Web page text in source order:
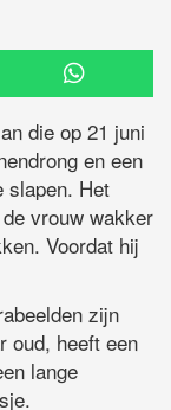
die op 21 juni
en een
slapen. Het
vrouw wakker
Voordat hij
zijn
oud, heeft een
lange